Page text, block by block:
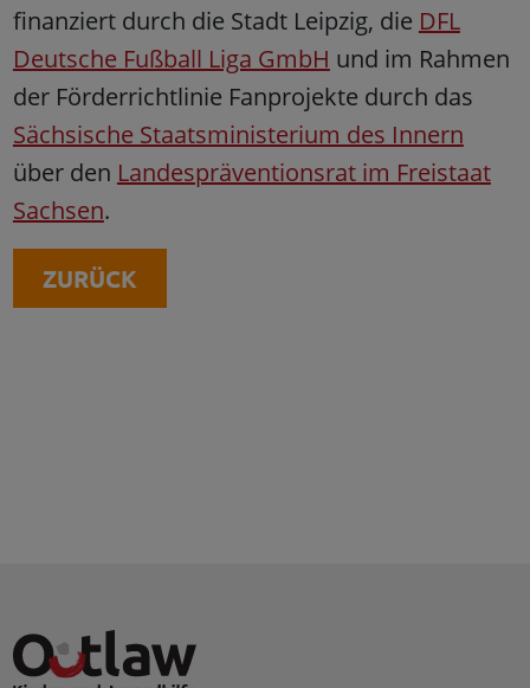
finanziert durch die Stadt Leipzig, die DFL
Deutsche Fußball Liga GmbH und im Rahmen
der Förderrichtlinie Fanprojekte durch das
Sächsische Staatsministerium des Innern
über den Landespräventionsrat im Freistaat
Sachsen.
ZURÜCK